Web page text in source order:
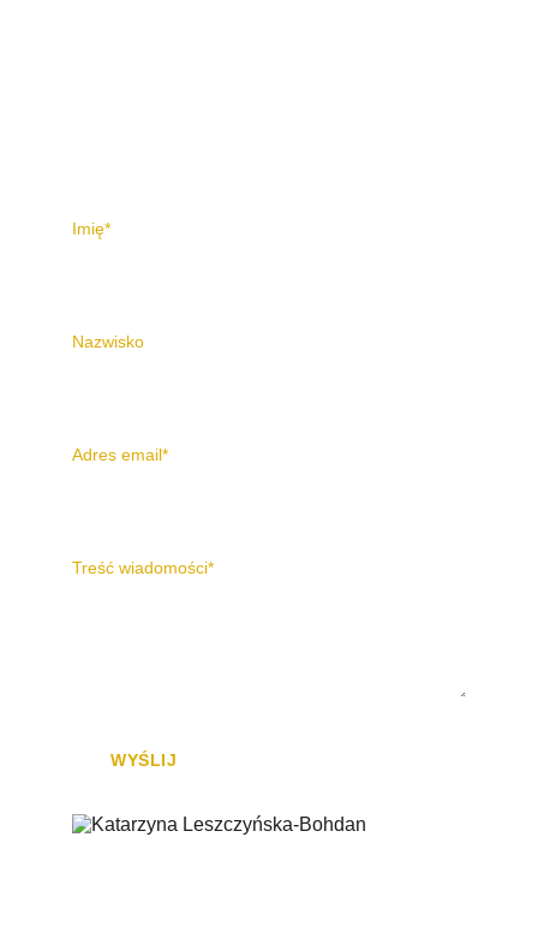
Imię*
Nazwisko
Adres email*
Treść wiadomości*
WYŚLIJ